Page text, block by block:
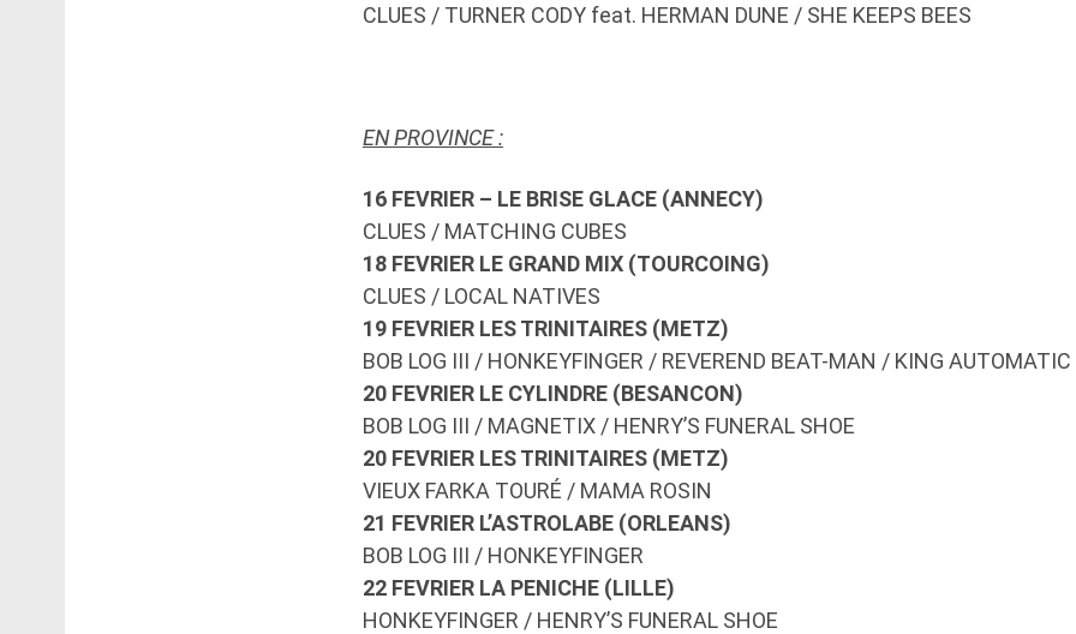
CLUES / TURNER CODY feat. HERMAN DUNE / SHE KEEPS BEES
EN PROVINCE :
16 FEVRIER – LE BRISE GLACE (ANNECY)
CLUES / MATCHING CUBES
18 FEVRIER LE GRAND MIX (TOURCOING)
CLUES / LOCAL NATIVES
19 FEVRIER LES TRINITAIRES (METZ)
BOB LOG III / HONKEYFINGER / REVEREND BEAT-MAN / KING AUTOMATIC
20 FEVRIER LE CYLINDRE (BESANCON)
BOB LOG III / MAGNETIX / HENRY’S FUNERAL SHOE
20 FEVRIER LES TRINITAIRES (METZ)
VIEUX FARKA TOURÉ / MAMA ROSIN
21 FEVRIER L’ASTROLABE (ORLEANS)
BOB LOG III / HONKEYFINGER
22 FEVRIER LA PENICHE (LILLE)
HONKEYFINGER / HENRY’S FUNERAL SHOE